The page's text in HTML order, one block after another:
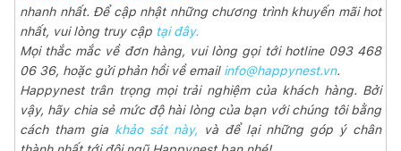
nhanh nhất. Để cập nhật những chương trình khuyến mãi hot
nhất, vui lòng truy cập tại đây.
Mọi thắc mắc về đơn hàng, vui lòng gọi tới hotline 093 468
06 36, hoặc gửi phản hồi về email info@happynest.vn.
Happynest trân trọng mọi trải nghiệm của khách hàng. Bởi
vậy, hãy chia sẻ mức độ hài lòng của bạn với chúng tôi bằng
cách tham gia khảo sát này, và để lại những góp ý chân